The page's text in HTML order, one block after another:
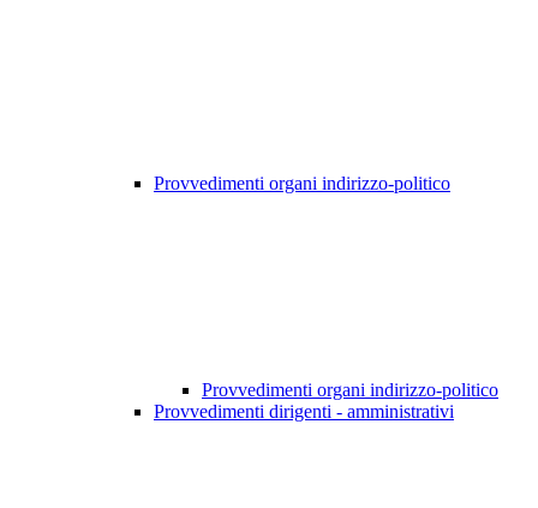
Provvedimenti organi indirizzo-politico
Provvedimenti organi indirizzo-politico
Provvedimenti dirigenti - amministrativi